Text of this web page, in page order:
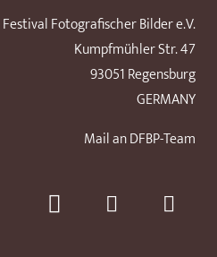
Festival Fotografischer Bilder e.V.
Kumpfmühler Str. 47
93051 Regensburg
GERMANY
Mail an DFBP-Team